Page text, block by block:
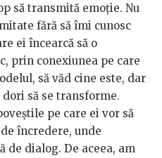
să transmită emoție. Nu
fără să îmi cunosc
ei încearcă să o
prin conexiunea pe care
să văd cine este, dar
să se transforme.
pe care ei vor să
încredere, unde
dialog. De aceea, am